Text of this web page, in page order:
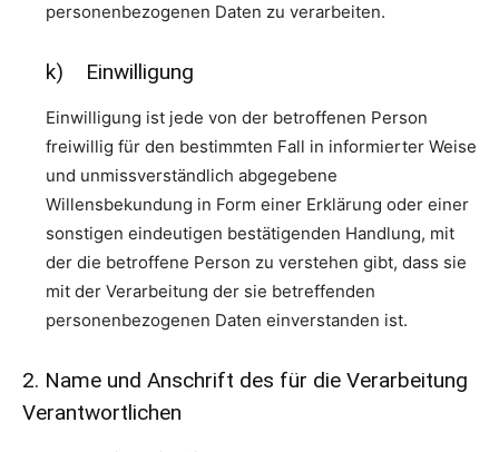
personenbezogenen Daten zu verarbeiten.
k) Einwilligung
Einwilligung ist jede von der betroffenen Person
freiwillig für den bestimmten Fall in informierter Weise
und unmissverständlich abgegebene
Willensbekundung in Form einer Erklärung oder einer
sonstigen eindeutigen bestätigenden Handlung, mit
der die betroffene Person zu verstehen gibt, dass sie
mit der Verarbeitung der sie betreffenden
personenbezogenen Daten einverstanden ist.
2. Name und Anschrift des für die Verarbeitung
Verantwortlichen